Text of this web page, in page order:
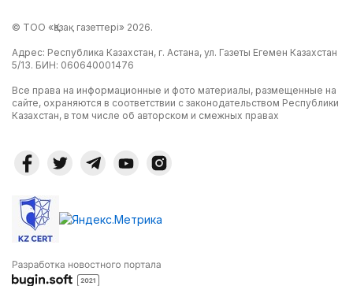
© ТОО «Қазақ газеттері» 2026.
Адрес: Республика Казахстан, г. Астана, ул. Газеты Егемен Казахстан
5/13. БИН: 060640001476
Все права на информационные и фото материалы, размещенные на
сайте, охраняются в соответствии с законодательством Республики
Казахстан, в том числе об авторском и смежных правах